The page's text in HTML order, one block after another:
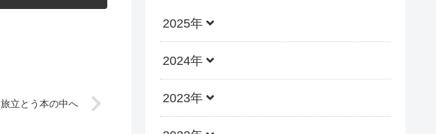
旅立とう本の中へ
2025年
2024年
2023年